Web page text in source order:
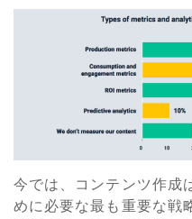
今では、コンテンツ作成
めに必要な最も重要な戦